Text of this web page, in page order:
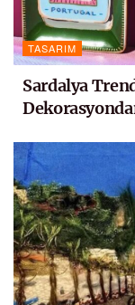
TASARIM
Sardalya